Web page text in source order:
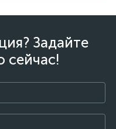
Задайте
сейчас!